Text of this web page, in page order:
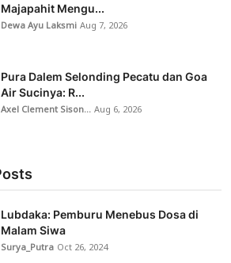
Majapahit Mengu...
Dewa Ayu LaksmiAug 7, 2026
Pura Dalem Selonding Pecatu dan Goa
Air Sucinya: R...
Axel Clement Sison...Aug 6, 2026
Lubdaka: Pemburu Menebus Dosa di
Malam Siwa
Surya_Putra Oct 26, 2024